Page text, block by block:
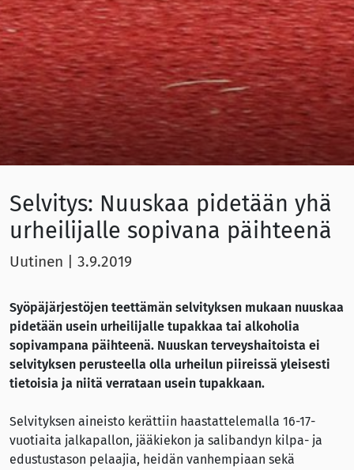
Selvitys: Nuuskaa pidetään yhä
urheilijalle sopivana päihteenä
Uutinen 3.9.2019
Syöpäjärjestöjen teettämän selvityksen mukaan nuuskaa
pidetään usein urheilijalle tupakkaa tai alkoholia
sopivampana päihteenä. Nuuskan terveyshaitoista ei
selvityksen perusteella olla urheilun piireissä yleisesti
tietoisia ja niitä verrataan usein tupakkaan.
Selvityksen aineisto kerättiin haastattelemalla 16-17-
vuotiaita jalkapallon, jääkiekon ja salibandyn kilpa- ja
edustustason pelaajia, heidän vanhempiaan sekä